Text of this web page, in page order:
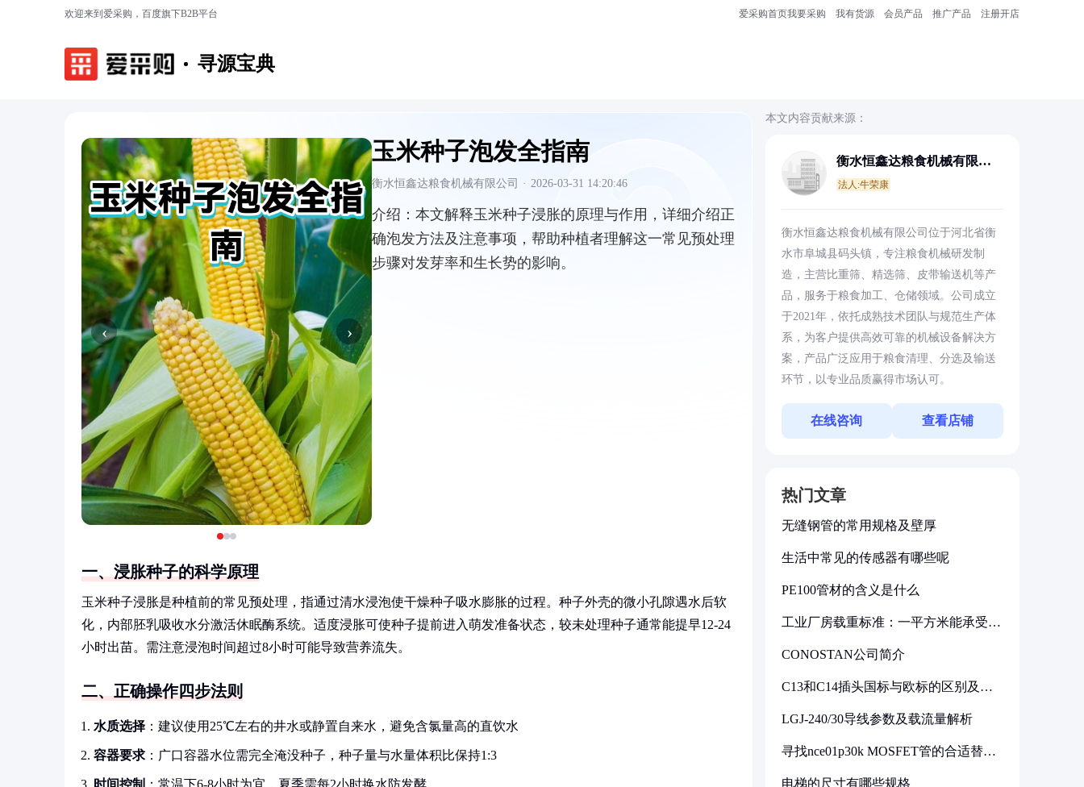
欢迎来到爱采购，百度旗下B2B平台 爱采购首页我要采购 我有货源 会员产品 推广产品 注册开店
寻源宝典
‹ ›
玉米种子泡发全指南
衡水恒鑫达粮食机械有限公司 · 2026-03-31 14:20:46
介绍： 本文解释玉米种子浸胀的原理与作用，详细介绍正
确泡发方法及注意事项，帮助种植者理解这一常见预处理
步骤对发芽率和生长势的影响。
一、浸胀种子的科学原理
玉米种子浸胀是种植前的常见预处理，指通过清水浸泡使干燥种子吸水膨胀的过程。种子外壳的微小孔隙遇水后软
化，内部胚乳吸收水分激活休眠酶系统。适度浸胀可使种子提前进入萌发准备状态，较未处理种子通常能提早12-24
小时出苗。需注意浸泡时间超过8小时可能导致营养流失。
二、正确操作四步法则
水质选择 ：建议使用25℃左右的井水或静置自来水，避免含氯量高的直饮水
容器要求 ：广口容器水位需完全淹没种子，种子量与水量体积比保持1:3
时间控制 ：常温下6-8小时为宜，夏季需每2小时换水防发酵
本文内容贡献来源：
衡水恒鑫达粮食机械有限公
法人:牛荣康
衡水恒鑫达粮食机械有限公司位于河北省衡
水市阜城县码头镇，专注粮食机械研发制
造，主营比重筛、精选筛、皮带输送机等产
品，服务于粮食加工、仓储领域。公司成立
于2021年，依托成熟技术团队与规范生产体
系，为客户提供高效可靠的机械设备解决方
案，产品广泛应用于粮食清理、分选及输送
环节，以专业品质赢得市场认可。
在线咨询 查看店铺
热门文章
无缝钢管的常用规格及壁厚
生活中常见的传感器有哪些呢
PE100管材的含义是什么
工业厂房载重标准：一平方米能承受多
CONOSTAN公司简介
C13和C14插头国标与欧标的区别及其
LGJ-240/30导线参数及载流量解析
寻找nce01p30k MOSFET管的合适替代
电梯的尺寸有哪些规格